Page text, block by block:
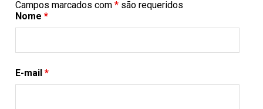
Campos marcados com * são requeridos
Nome *
E-mail *